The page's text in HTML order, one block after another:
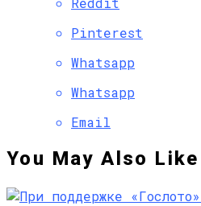
Pinterest
Whatsapp
Whatsapp
Email
You May Also Like